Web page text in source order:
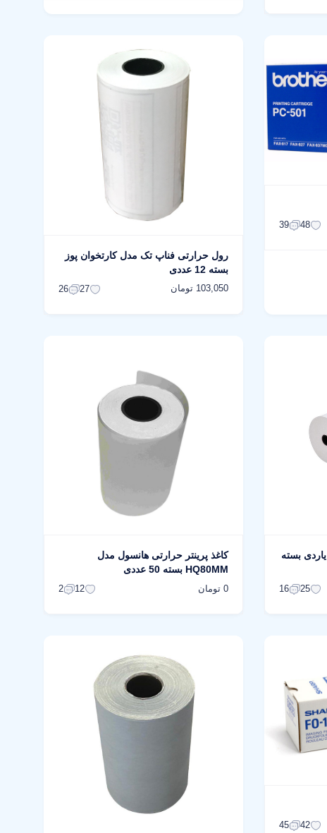
48
39
رول حرارتی فناپ تک مدل کارتخوان پوز
بسته 12 عددی
103,050 تومان 27
26
رول حرارتی هانسول مدل 40 یاردی بسته
25
16
کاغذ پرینتر حرارتی هانسول مدل
HQ80MM بسته 50 عددی
0 تومان 12
2
42
45